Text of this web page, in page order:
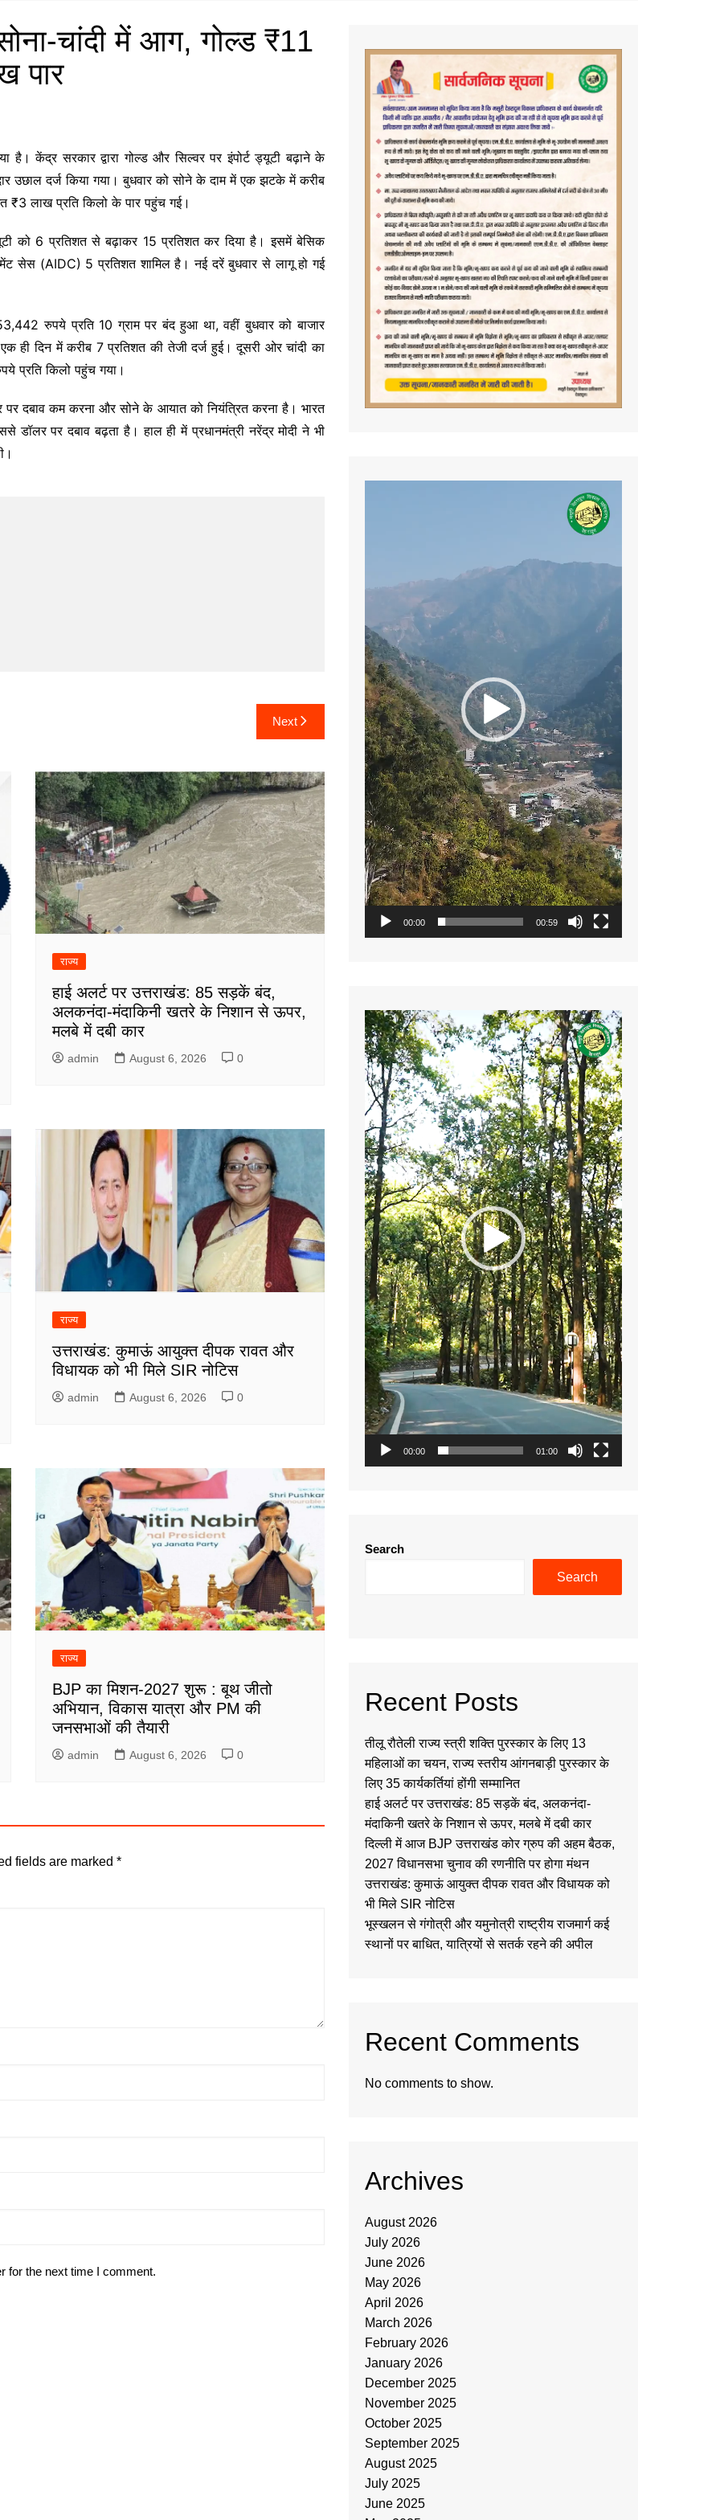
चांदी में आग, गोल्ड ₹11
पार
है। केंद्र सरकार द्वारा गोल्ड और सिल्वर पर इंपोर्ट ड्यूटी बढ़ाने के
उछाल दर्ज किया गया। बुधवार को सोने के दाम में एक झटके में करीब
₹3 लाख प्रति किलो के पार पहुंच गई।
को 6 प्रतिशत से बढ़ाकर 15 प्रतिशत कर दिया है। इसमें बेसिक
सेस (AIDC) 5 प्रतिशत शामिल है। नई दरें बुधवार से लागू हो गई
रुपये प्रति 10 ग्राम पर बंद हुआ था, वहीं बुधवार को बाजार
दिन में करीब 7 प्रतिशत की तेजी दर्ज हुई। दूसरी ओर चांदी का
प्रति किलो पहुंच गया।
पर दबाव कम करना और सोने के आयात को नियंत्रित करना है। भारत
पर दबाव बढ़ता है। हाल ही में प्रधानमंत्री नरेंद्र मोदी ने भी
Next
राज्य
हाई अलर्ट पर उत्तराखंड: 85 सड़कें बंद,
अलकनंदा-मंदाकिनी खतरे के निशान से ऊपर,
मलबे में दबी कार
admin August 6, 2026 0
राज्य
उत्तराखंड: कुमाऊं आयुक्त दीपक रावत और
विधायक को भी मिले SIR नोटिस
admin August 6, 2026 0
राज्य
BJP का मिशन-2027 शुरू : बूथ जीतो
अभियान, विकास यात्रा और PM की
जनसभाओं की तैयारी
admin August 6, 2026 0
fields are marked *
for the next time I comment.
00:00 00:59
Video
Player
00:00 01:00
Search
Search
Recent Posts
तीलू रौतेली राज्य स्त्री शक्ति पुरस्कार के लिए 13
महिलाओं का चयन, राज्य स्तरीय आंगनबाड़ी पुरस्कार के
लिए 35 कार्यकर्तियां होंगी सम्मानित
हाई अलर्ट पर उत्तराखंड: 85 सड़कें बंद, अलकनंदा-
मंदाकिनी खतरे के निशान से ऊपर, मलबे में दबी कार
दिल्ली में आज BJP उत्तराखंड कोर ग्रुप की अहम बैठक,
2027 विधानसभा चुनाव की रणनीति पर होगा मंथन
उत्तराखंड: कुमाऊं आयुक्त दीपक रावत और विधायक को
भी मिले SIR नोटिस
भूस्खलन से गंगोत्री और यमुनोत्री राष्ट्रीय राजमार्ग कई
स्थानों पर बाधित, यात्रियों से सतर्क रहने की अपील
Recent Comments
No comments to show.
Archives
August 2026
July 2026
June 2026
May 2026
April 2026
March 2026
February 2026
January 2026
December 2025
November 2025
October 2025
September 2025
August 2025
July 2025
June 2025